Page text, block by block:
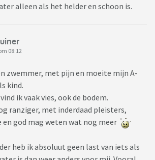
alleen als het helder en schoon is.
08:12
zwemmer, met pijn en moeite mijn A-
kind.
ik vaak vies, ook de bodem.
ranziger, met inderdaad pleisters,
en god mag weten wat nog meer
heb ik absoluut geen last van iets als